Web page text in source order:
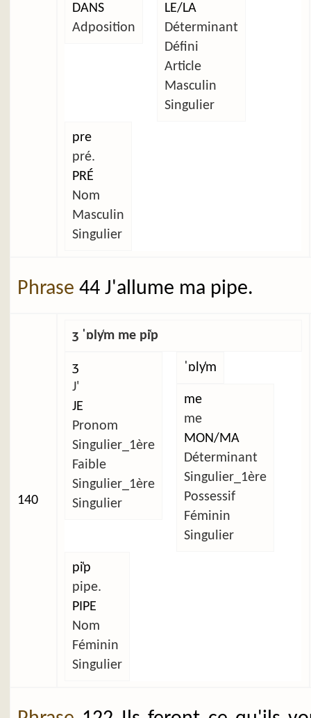
DANS
Adposition
LE/LA
Déterminant
Défini
Article
Masculin
Singulier
pre
pré.
PRÉ
Nom
Masculin
Singulier
Phrase 44 J'allume ma pipe.
140
ʒ ˈɒly̜m me pi̜p
ʒ
J'
JE
Pronom
Singulier_1ère
Faible
Singulier_1ère
Singulier
ˈɒly̜m
me
me
MON/MA
Déterminant
Singulier_1ère
Possessif
Féminin
Singulier
pi̜p
pipe.
PIPE
Nom
Féminin
Singulier